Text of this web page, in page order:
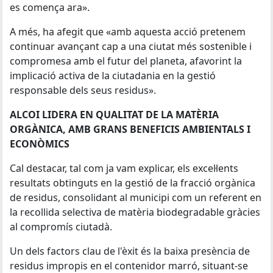
es comença ara».
A més, ha afegit que «amb aquesta acció pretenem
continuar avançant cap a una ciutat més sostenible i
compromesa amb el futur del planeta, afavorint la
implicació activa de la ciutadania en la gestió
responsable dels seus residus».
ALCOI LIDERA EN QUALITAT DE LA MATÈRIA
ORGÀNICA, AMB GRANS BENEFICIS AMBIENTALS I
ECONÒMICS
Cal destacar, tal com ja vam explicar, els excel·lents
resultats obtinguts en la gestió de la fracció orgànica
de residus, consolidant al municipi com un referent en
la recollida selectiva de matèria biodegradable gràcies
al compromís ciutadà.
Un dels factors clau de l'èxit és la baixa presència de
residus impropis en el contenidor marró, situant-se